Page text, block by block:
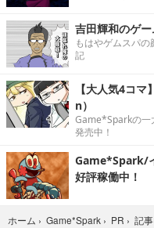
吉田輝和のゲ
もはやゲムスパ
記
【大人気4コ
n）
Game*Sparkの一
発売中！
Game*Spark/
好評稼働中！
ホーム › Game*Spark › PR › 記事